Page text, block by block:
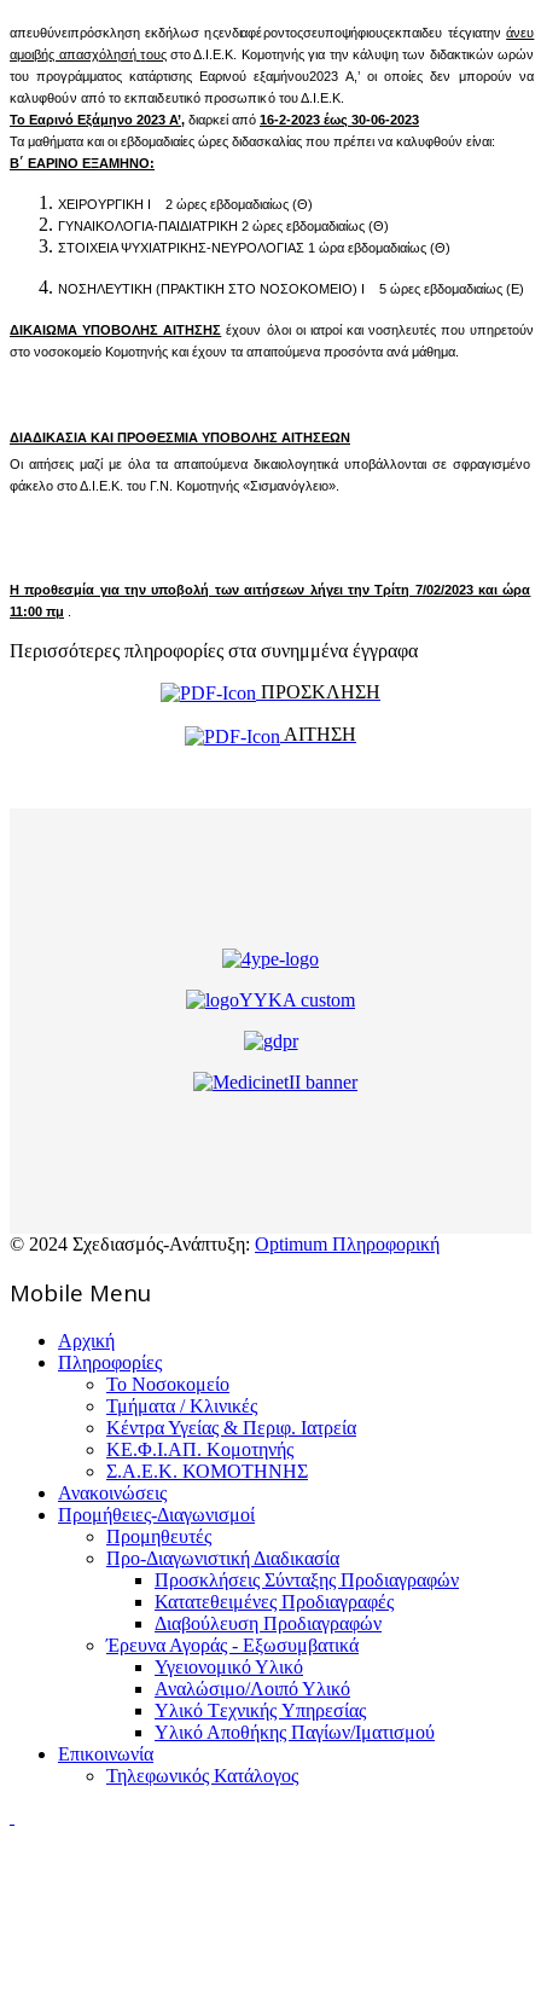
απευθύνειπρόσκληση εκδήλωσηςενδιαφέροντοςσευποψήφιουςεκπαιδευ τέςγιατην άνευ
αμοιβής απασχόλησήτουςστο Δ. Ι.Ε.Κ. Κομοτηνής για την κάλυψη των διδακτικών ωρών
του προγράμματος κατάρτισης Εαρινού εξαμήνου2023 Α,’ οιοποίες δεν μπορούν να
καλυφθούν από το εκπαιδευτικό προσωπικό του Δ.Ι.Ε.Κ
Το Εαρινό Εξάμηνο 2023 Α’, διαρκεί από 16-2-2023 έως 30-06-2023
Τα μαθήματα και οι εβδομαδιαίες ώρες διδασκαλίας που πρέπει να καλυφθούν είναι:
Β΄ ΕΑΡΙΝΟ ΕΞΑΜΗΝΟ:
ΧΕΙΡΟΥΡΓΙΚΗ Ι 2 ώρες εβδομαδιαίως (Θ)
ΓΥΝΑΙΚΟΛΟΓΙΑ-ΠΑΙΔΙΑΤΡΙΚΗ 2 ώρες εβδομαδιαίως (Θ)
ΣΤΟΙΧΕΙΑ ΨΥΧΙΑΤΡΙΚΗΣ-ΝΕΥΡΟΛΟΓΙΑΣ 1 ώρα εβδομαδιαίως (Θ)
ΝΟΣΗΛΕΥΤΙΚΗ (ΠΡΑΚΤΙΚΗ ΣΤΟ ΝΟΣΟΚΟΜΕΙΟ) Ι 5 ώρες εβδομαδιαίως (Ε)
ΔΙΚΑΊΩΜΑ ΥΠΟΒΟΛΉΣ ΑΊΤΗΣΗΣ έχουν όλοι οι ιατροί και νοσηλευτές που υπηρετούν
στο νοσοκομείο Κομοτηνής και έχουν τα απαιτούμενα προσόντα ανά μάθημα.
ΔΙΑΔΙΚΑΣΙΑ ΚΑΙ ΠΡΟΘΕΣΜΙΑ ΥΠΟΒΟΛΗΣ ΑΙΤΗΣΕΩΝ
Οι αιτήσεις μαζί με όλα τα απαιτούμενα δικαιολογητικά υποβάλλονται σε σφραγισμένο
φάκελο στο Δ.Ι.Ε.Κ. του Γ.Ν. Κομοτηνής «Σισμανόγλειο».
Η προθεσμία για την υποβολή των αιτήσεων λήγει την Τρίτη 7/02/2023 και ώρα
11:00 πμ
Περισσότερες πληροφορίες στα συνημμένα έγγραφα
ΠΡΟΣΚΛΗΣΗ
ΑΙΤΗΣΗ
© 2024 Σχεδιασμός-Ανάπτυξη: Optimum Πληροφορική
Mοbile Menu
Αρχική
Πληροφορίες
Το Νοσοκομείο
Τμήματα / Κλινικές
Κέντρα Υγείας & Περιφ. Ιατρεία
ΚΕ.Φ.Ι.ΑΠ. Κομοτηνής
Σ.Α.Ε.Κ. ΚΟΜΟΤΗΝΗΣ
Ανακοινώσεις
Προμήθειες-Διαγωνισμοί
Προμηθευτές
Προ-Διαγωνιστική Διαδικασία
Προσκλήσεις Σύνταξης Προδιαγραφών
Κατατεθειμένες Προδιαγραφές
Διαβούλευση Προδιαγραφών
Έρευνα Αγοράς - Εξωσυμβατικά
Υγειονομικό Υλικό
Αναλώσιμο/Λοιπό Υλικό
Υλικό Tεχνικής Yπηρεσίας
Υλικό Αποθήκης Παγίων/Ιματισμού
Επικοινωνία
Τηλεφωνικός Κατάλογος